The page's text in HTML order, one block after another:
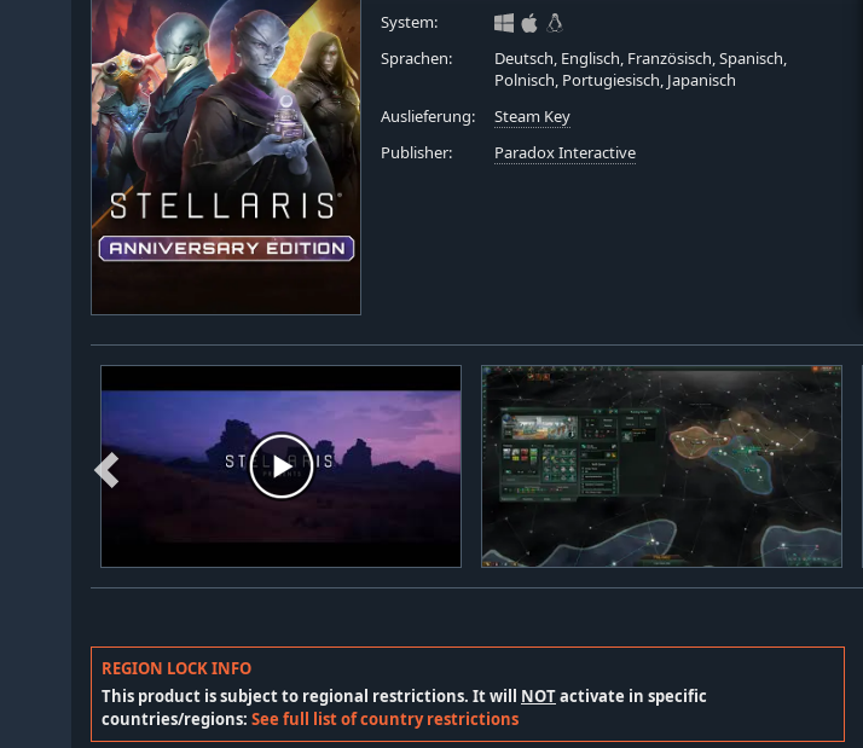
System:
Sprachen:
Deutsch, Englisch, Französisch, Spanisch,
Polnisch, Portugiesisch, Japanisch
Auslieferung:
Steam Key
Publisher:
Paradox Interactive
REGION LOCK INFO
This product is subject to regional restrictions. It will NOTactivate in specific
countries/regions: See full list of country restrictions